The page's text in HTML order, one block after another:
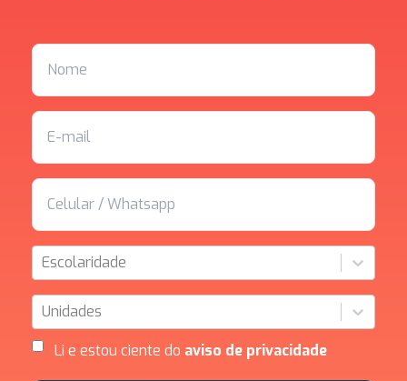
Escolaridade
Unidades
Li e estou ciente do aviso de privacidade